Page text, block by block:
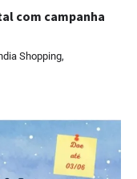
com campanha
Shopping,